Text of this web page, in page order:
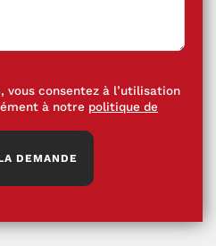
consentez à l’utilisation
à notre politique de